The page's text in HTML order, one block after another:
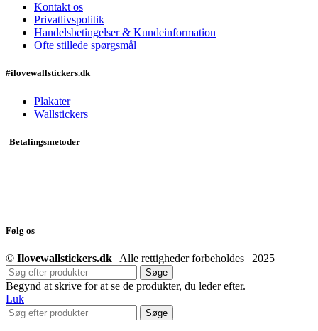
Kontakt os
Privatlivspolitik
Handelsbetingelser & Kundeinformation
Ofte stillede spørgsmål
#ilovewallstickers.dk
Plakater
Wallstickers
Betalingsmetoder
Følg os
© Ilovewallstickers.dk | Alle rettigheder forbeholdes | 2025
Søge
Begynd at skrive for at se de produkter, du leder efter.
Luk
Søge